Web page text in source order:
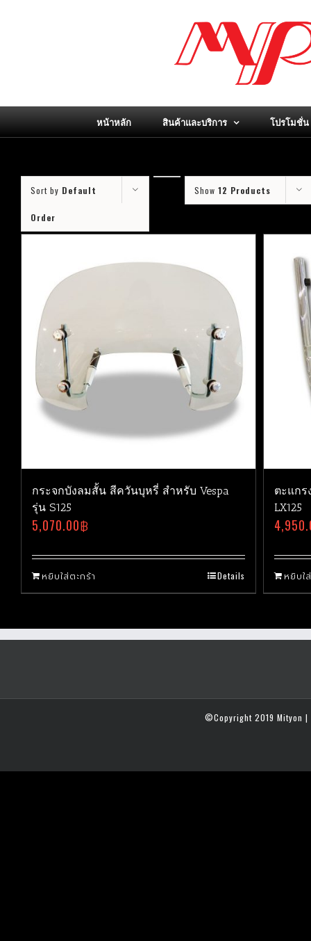
หน้าหลัก สินค้าและบริการ โปรโมชั่น
Sort by Default
Order
Show 12 Products
กระจกบังลมสั้น สีควันบุหรี่ สำหรับ Vespa
รุ่น S125
5,070.00฿
หยิบใส่ตะกร้า Details
ตะแกร
LX125
หยิบใ
©Copyright 2019 Mityon